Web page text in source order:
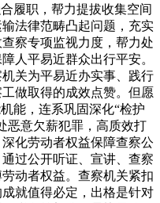
履职，帮力提拔收集空间
法律范畴凸起问题，充实
察专项监视力度，帮力处
人平易近群众出行平安。
关为平易近办实事、践行
做取得的成效点赞。但愿
能，连系巩固深化“检护
恶意欠薪犯罪，高质效打
化劳动者权益保障查察公
过公开听证、宣讲、查察
动者权益。查察机关紧扣
就值得必定，出格是针对